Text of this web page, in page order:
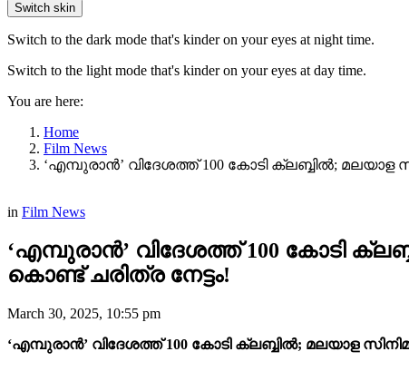
Switch skin
Switch to the dark mode that's kinder on your eyes at night time.
Switch to the light mode that's kinder on your eyes at day time.
You are here:
Home
Film News
‘എമ്പുരാൻ’ വിദേശത്ത് 100 കോടി ക്ലബ്ബിൽ;
in Film News
‘എമ്പുരാൻ’ വിദേശത്ത് 100 കോടി
കൊണ്ട് ചരിത്ര നേട്ടം!
March 30, 2025, 10:55 pm
‘എമ്പുരാൻ’ വിദേശത്ത് 100 കോടി ക്ലബ്ബിൽ; മലയാള